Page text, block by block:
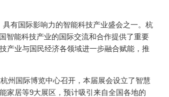
有国际影响力的智能科技产业盛会之一。杭
智能科技产业的国际交流和合作提供了重要
产业与国民经济各领域进一步融合赋能，推
州国际博览中心召开，本届展会设立了智慧
家居等9大展区，预计吸引来自全国各地的